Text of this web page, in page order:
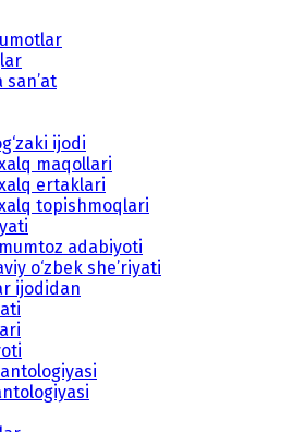
san’at
ijodi
maqollari
xalq ertaklari
xalq topishmoqlari
mumtoz adabiyoti
o‘zbek she’riyati
ijodidan